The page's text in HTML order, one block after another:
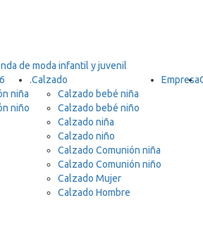
niña
niño
.Calzado
Calzado bebé niña
Calzado bebé niño
Calzado niña
Calzado niño
Calzado Comunión niña
Calzado Comunión niño
Calzado Mujer
Calzado Hombre
Empresa